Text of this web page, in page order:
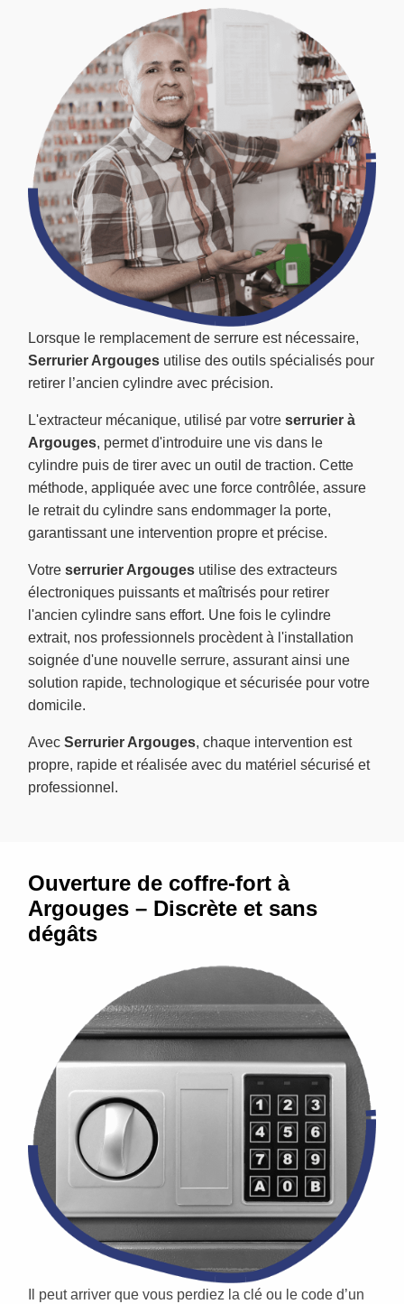
Lorsque le remplacement de serrure est nécessaire,
Serrurier Argouges utilise des outils spécialisés pour
retirer l’ancien cylindre avec précision.
L'extracteur mécanique, utilisé par votre serrurier à
Argouges, permet d'introduire une vis dans le
cylindre puis de tirer avec un outil de traction. Cette
méthode, appliquée avec une force contrôlée, assure
le retrait du cylindre sans endommager la porte,
garantissant une intervention propre et précise.
Votre serrurier Argouges utilise des extracteurs
électroniques puissants et maîtrisés pour retirer
l'ancien cylindre sans effort. Une fois le cylindre
extrait, nos professionnels procèdent à l'installation
soignée d'une nouvelle serrure, assurant ainsi une
solution rapide, technologique et sécurisée pour votre
domicile.
Avec Serrurier Argouges, chaque intervention est
propre, rapide et réalisée avec du matériel sécurisé et
professionnel.
Ouverture de coffre-fort à
Argouges – Discrète et sans
dégâts
Il peut arriver que vous perdiez la clé ou le code d’un